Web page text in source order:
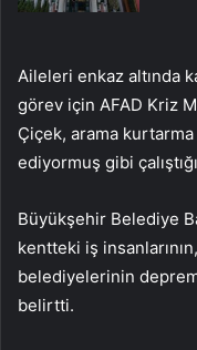
Aileleri enkaz altında
görev için AFAD Kriz
Çiçek, arama
ediyormuş gibi
Büyükşehir Belediye
kentteki iş
belediyelerinin
belirtti.